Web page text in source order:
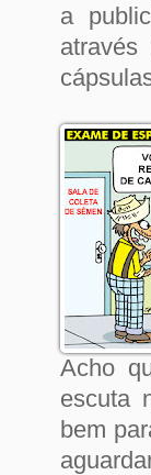
a
Acho
escuta
bem